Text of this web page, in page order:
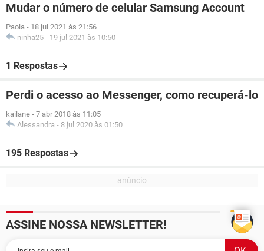
Mudar o número de celular Samsung Account
Paola - 18 jul 2021 às 21:56
ninha25 - 19 jul 2021 às 10:50
1 Respostas
Perdi o acesso ao Messenger, como recuperá-lo
kailane - 7 abr 2018 às 11:05
Alessandra - 8 jul 2020 às 01:50
195 Respostas
ASSINE NOSSA NEWSLETTER!